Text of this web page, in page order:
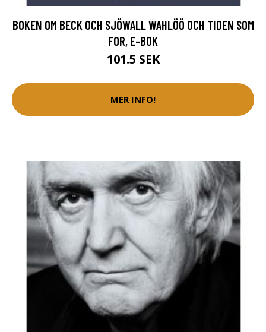
BOKEN OM BECK OCH SJÖWALL WAHLÖÖ OCH TIDEN SOM
FOR, E-BOK
101.5 SEK
MER INFO!